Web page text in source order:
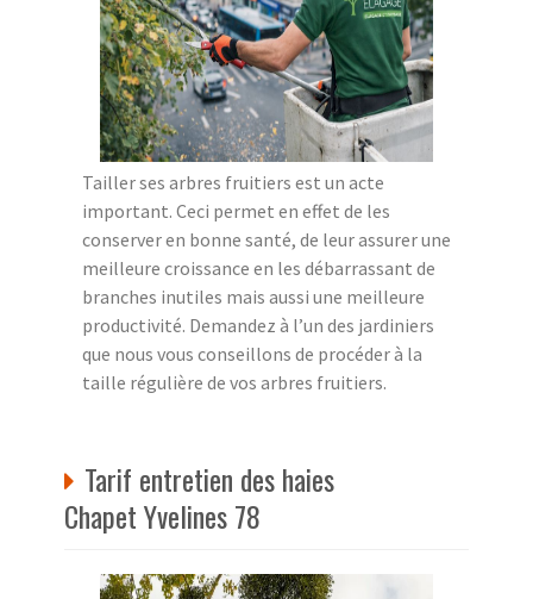
Tailler ses arbres fruitiers est un acte
important. Ceci permet en effet de les
conserver en bonne santé, de leur assurer une
meilleure croissance en les débarrassant de
branches inutiles mais aussi une meilleure
productivité. Demandez à l’un des jardiniers
que nous vous conseillons de procéder à la
taille régulière de vos arbres fruitiers.
Tarif entretien des haies
Chapet Yvelines 78